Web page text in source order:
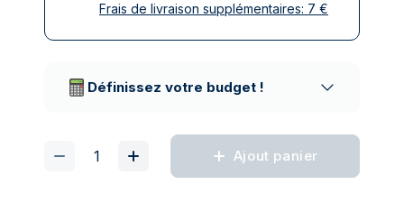
Toutes taxes comprises
Frais de livraison supplémentaires: 7 €
Définissez votre budget !
Ajout panier